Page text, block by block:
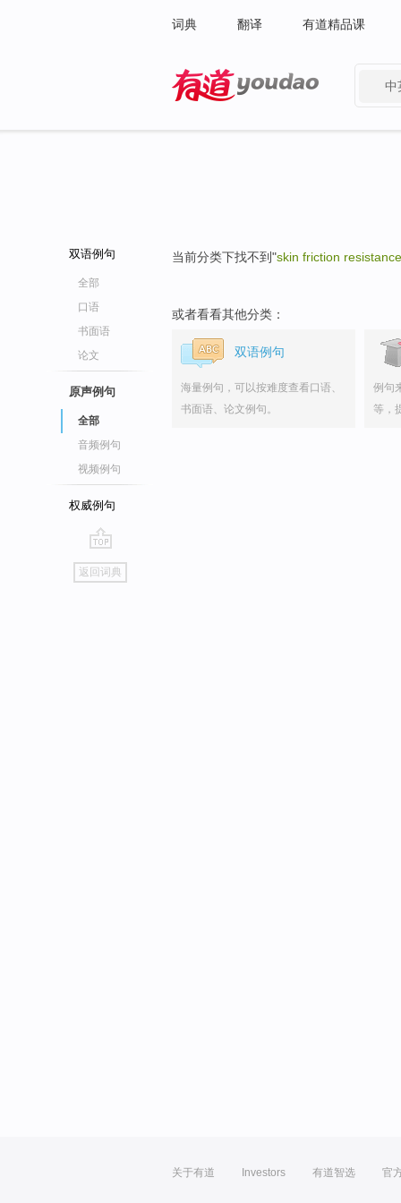
词典 翻译 有道精品课
中
双语例句
全部
口语
书面语
论文
原声例句
全部
音频例句
视频例句
权威例句
go
top
返回词典
当前分类下找不到"skin friction resistance
或者看看其他分类：
双语例句
海量例句，可以按难度查看口语、
书面语、论文例句。
例句
等，
关于有道 Investors 有道智选 官